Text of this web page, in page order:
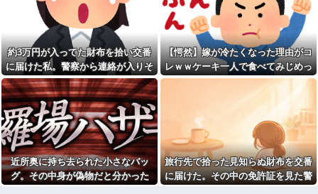
育係は俺ですが…」→突然の聞
き取り調査が始まり…
職場全員が長崎の出島を知ら
ない。逆に私が変な人扱いされ
た、一般常識だと思ってたのに
月に一度の夕食で何を作って
も義母に味や手際をネチネチ言
われる。箱どおりのカレーに文
句をつけられた時に「お客様セ
ンターに電話します」と…
三児のパパ『父さんな、動画
編集で食っていこうと思うん
だ』→結果
フリマ民「あと500円値下げ出
来ませんか????」ワイ「ほ～い
購入ｗ」
福田雄一「新ケロロに福田組
読スルー」して強引に出勤させ
た。無事に終わった夜、後輩か
ら届いた「意味深なLINE」の内
容に血の気が引いた話←完全に
未読スルー見抜かれてて草
100均のレジで「白ありません
か？」と質問し、列をストップ
させてニヤニヤする迷惑サラリ
ーマン！並んでいる客の苛立ち
を楽しむ底意地の悪さに激怒
夫も私も10連休。あれもした
いこれもしたいと2人でｷｬｯｷｬｳﾌﾌ
と計画立ててたら、義妹が出来
婚で5月4日に顔合わせするから
「兄ちゃんヨロシク」って連絡
が…
お盆になると旦那の祖父母宅
に５泊くらいさせられる。旦那
約3万円が入ってた財布を拾い交番
に届けた私。警察から連絡が入りそ
の金が私のものになった結果...
【愕然】嫁が冷たくなった理由がコ
レｗｗケーキ一人で食べてみじめっ
て言われてた・・・
近所奥に持ち去られた小さなバッ
グ。その中身が偽物だと分かった
旅行先で拾った見知らぬ財布を交番
に届けた。その中の免許証を見た警